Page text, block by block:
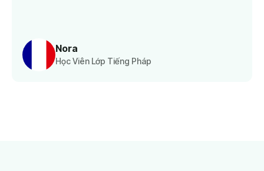
Nora
Học Viên Lớp Tiếng Pháp